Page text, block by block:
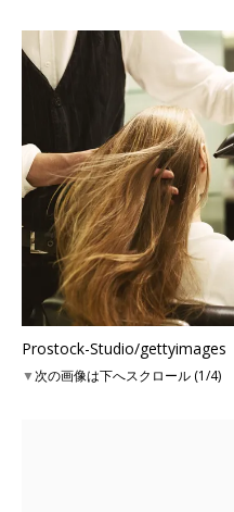
Prostock-Studio/gettyimages
▼次の画像は下へスクロール (1/4)